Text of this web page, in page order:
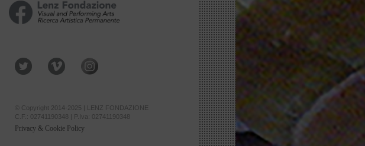
© Copyright 2014-2025 | LENZ FONDAZIONE
C.F.: 02741190348 | P.Iva: 02741190348
Privacy & Cookie Policy